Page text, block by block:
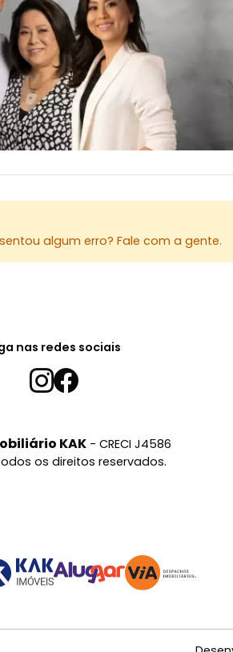
Agende
para o
algum erro? Fale com a gente.
nas redes sociais
KAK- CRECI J4586
os direitos reservados.